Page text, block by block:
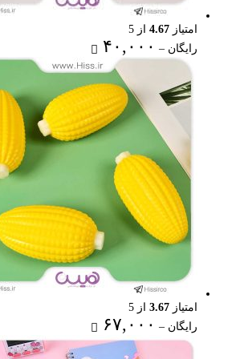
امتیاز 4.67 از 5
رایگان – ۴۰,۰۰۰
رایگان
۴۰,۰۰۰ تومان
امتیاز 3.67 از 5
رایگان – ۶۷,۰۰۰
رایگان